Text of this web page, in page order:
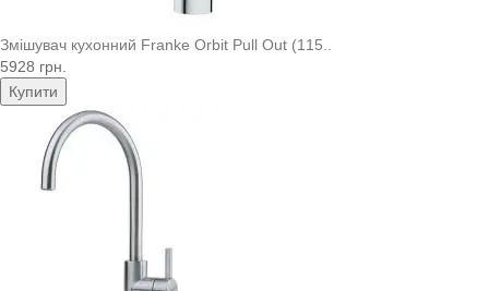
Змішувач кухонний Franke Orbit Pull Out (115..
5928 грн.
Купити